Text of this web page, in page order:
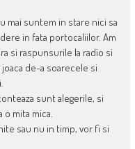
mai suntem in stare nici sa
in fata portocaliilor. Am
si raspunsurile la radio si
de-a soarecele si
sunt alegerile, si
o mita mica.
sau nu in timp, vor fi si